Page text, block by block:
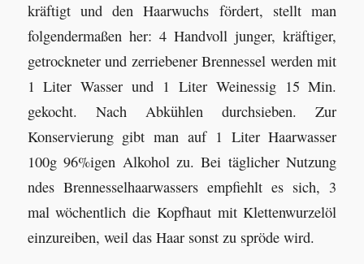
kräftigt und den Haarwuchs fördert, stellt man
folgendermaßen her: 4 Handvoll junger, kräftiger,
getrockneter und zerriebener Brennessel werden mit
1 Liter Wasser und 1 Liter Weinessig 15 Min.
gekocht. Nach Abkühlen durchsieben. Zur
Konservierung gibt man auf 1 Liter Haarwasser
100g 96%igen Alkohol zu. Bei täglicher Nutzung
ndes Brennesselhaarwassers empfiehlt es sich, 3
mal wöchentlich die Kopfhaut mit Klettenwurzelöl
einzureiben, weil das Haar sonst zu spröde wird.